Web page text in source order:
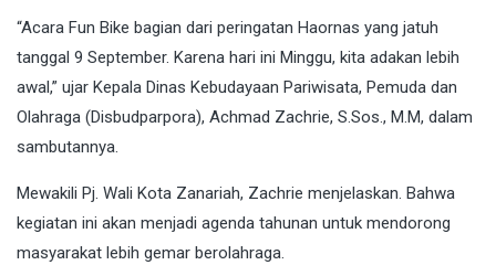
“Acara Fun Bike bagian dari peringatan Haornas yang jatuh
tanggal 9 September. Karena hari ini Minggu, kita adakan lebih
awal,” ujar Kepala Dinas Kebudayaan Pariwisata, Pemuda dan
Olahraga (Disbudparpora), Achmad Zachrie, S.Sos., M.M, dalam
sambutannya.
Mewakili Pj. Wali Kota Zanariah, Zachrie menjelaskan. Bahwa
kegiatan ini akan menjadi agenda tahunan untuk mendorong
masyarakat lebih gemar berolahraga.